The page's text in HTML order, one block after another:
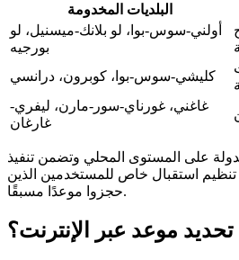
البلديات المخدومة
أولني-سوس-بوا، لو بلانك-ميسنيل، لو
بورجيه
كليشي-سوس-بوا، كوبرون، درانسي
غاغني، غورناي-سور-مارن، ليفري-
غارغان
على المستوى المحلي وتضمن تنفيذ
تنظيم استقبال خاص للمستخدمين الذين
حجزوا موعدًا مسبقًا.
موعد عبر الإنترنت؟